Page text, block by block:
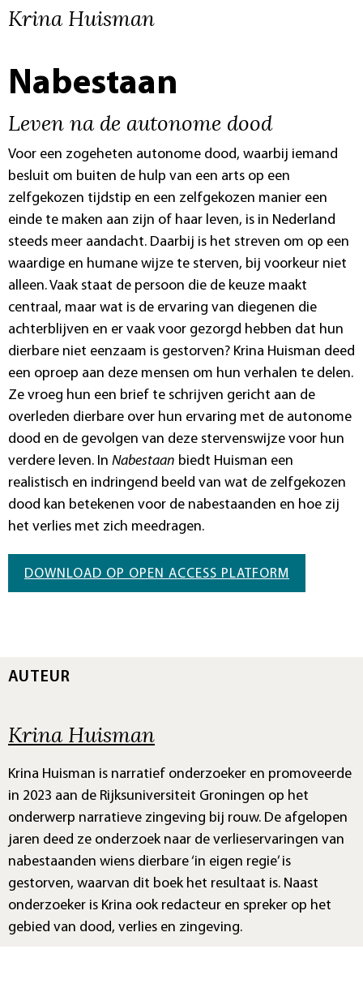
Krina Huisman
Nabestaan
Leven na de autonome dood
Voor een zogeheten autonome dood, waarbij iemand
besluit om buiten de hulp van een arts op een
zelfgekozen tijdstip en een zelfgekozen manier een
einde te maken aan zijn of haar leven, is in Nederland
steeds meer aandacht. Daarbij is het streven om op een
waardige en humane wijze te sterven, bij voorkeur niet
alleen. Vaak staat de persoon die de keuze maakt
centraal, maar wat is de ervaring van diegenen die
achterblijven en er vaak voor gezorgd hebben dat hun
dierbare niet eenzaam is gestorven? Krina Huisman deed
een oproep aan deze mensen om hun verhalen te delen.
Ze vroeg hun een brief te schrijven gericht aan de
overleden dierbare over hun ervaring met de autonome
dood en de gevolgen van deze stervenswijze voor hun
verdere leven. In Nabestaan biedt Huisman een
realistisch en indringend beeld van wat de zelfgekozen
dood kan betekenen voor de nabestaanden en hoe zij
het verlies met zich meedragen.
DOWNLOAD OP OPEN ACCESS PLATFORM
AUTEUR
Krina Huisman
Krina Huisman is narratief onderzoeker en promoveerde
in 2023 aan de Rijksuniversiteit Groningen op het
onderwerp narratieve zingeving bij rouw. De afgelopen
jaren deed ze onderzoek naar de verlieservaringen van
nabestaanden wiens dierbare ‘in eigen regie’ is
gestorven, waarvan dit boek het resultaat is. Naast
onderzoeker is Krina ook redacteur en spreker op het
gebied van dood, verlies en zingeving.